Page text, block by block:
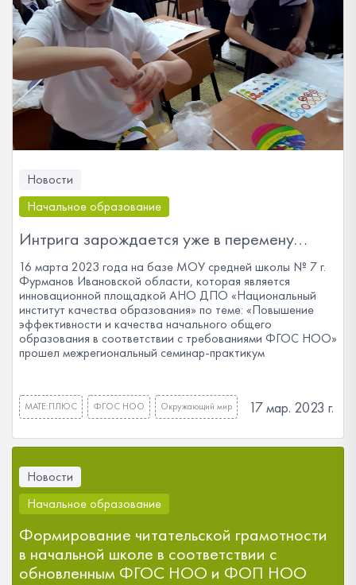
Новости
Начальное образование
Интрига зарождается уже в перемену…
16 марта 2023 года на базе МОУ средней школы № 7 г.
Фурманов Ивановской области, которая является
инновационной площадкой АНО ДПО «Национальный
институт качества образования» по теме: «Повышение
эффективности и качества начального общего
образования в соответствии с требованиями ФГОС НОО»
прошел межрегиональный семинар-практикум
МАТЕ:ПЛЮС ФГОС НОО Окружающий мир 17 мар. 2023 г.
Новости
Начальное образование
Формирование читательской грамотности
в начальной школе в соответствии с
обновленным ФГОС НОО и ФОП НОО